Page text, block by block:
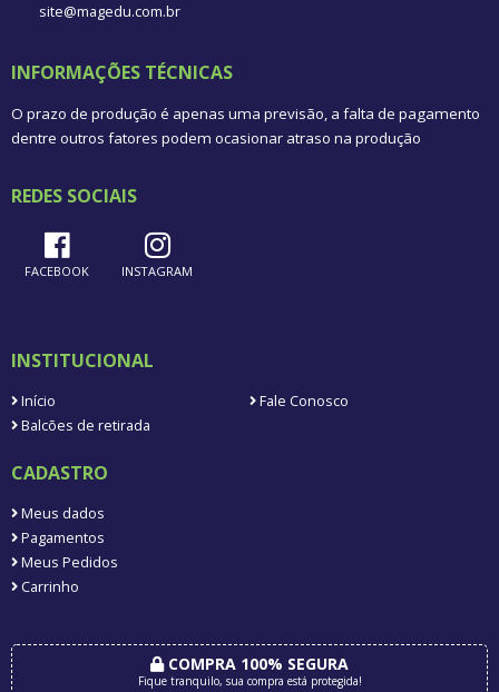
site@magedu.com.br
INFORMAÇÕES TÉCNICAS
O prazo de produção é apenas uma previsão, a falta de pagamento
dentre outros fatores podem ocasionar atraso na produção
REDES SOCIAIS
FACEBOOK INSTAGRAM
INSTITUCIONAL
Início
Fale Conosco
Balcões de retirada
CADASTRO
Meus dados
Pagamentos
Meus Pedidos
Carrinho
COMPRA 100% SEGURA
Fique tranquilo, sua compra está protegida!